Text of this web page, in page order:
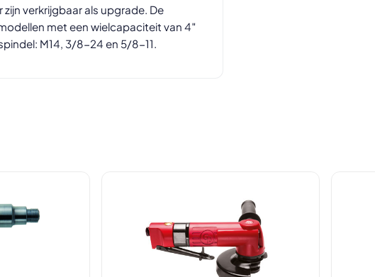
verkrijgbaar als upgrade. De
met een wielcapaciteit van 4″
M14, 3/8-24 en 5/8-11.